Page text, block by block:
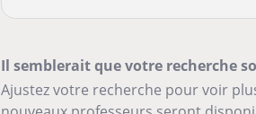
Il semblerait que votre recherche
Ajustez votre recherche pour voir